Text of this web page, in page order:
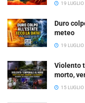
19
Duro
meteo
19
Violento
morto,
15